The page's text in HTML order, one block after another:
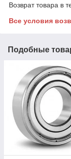
Возврат товара в
Все условия
Подобные